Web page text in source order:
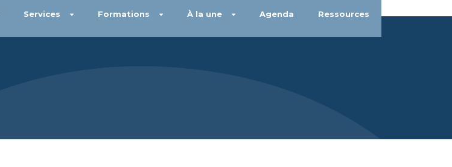
Services Formations À la une Agenda Ressources